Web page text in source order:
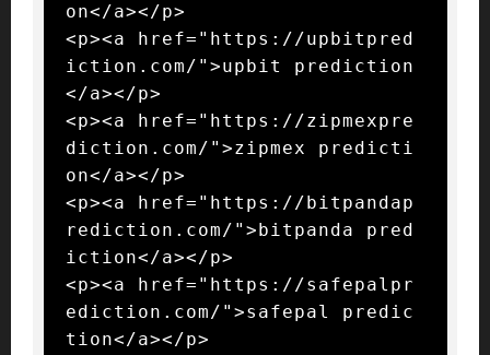
on</a></p>
<p><a href="https://upbitpred
iction.com/">upbit prediction
</a></p>
<p><a href="https://zipmexpre
diction.com/">zipmex predicti
on</a></p>
<p><a href="https://bitpandap
rediction.com/">bitpanda pred
iction</a></p>
<p><a href="https://safepalpr
ediction.com/">safepal predic
tion</a></p>